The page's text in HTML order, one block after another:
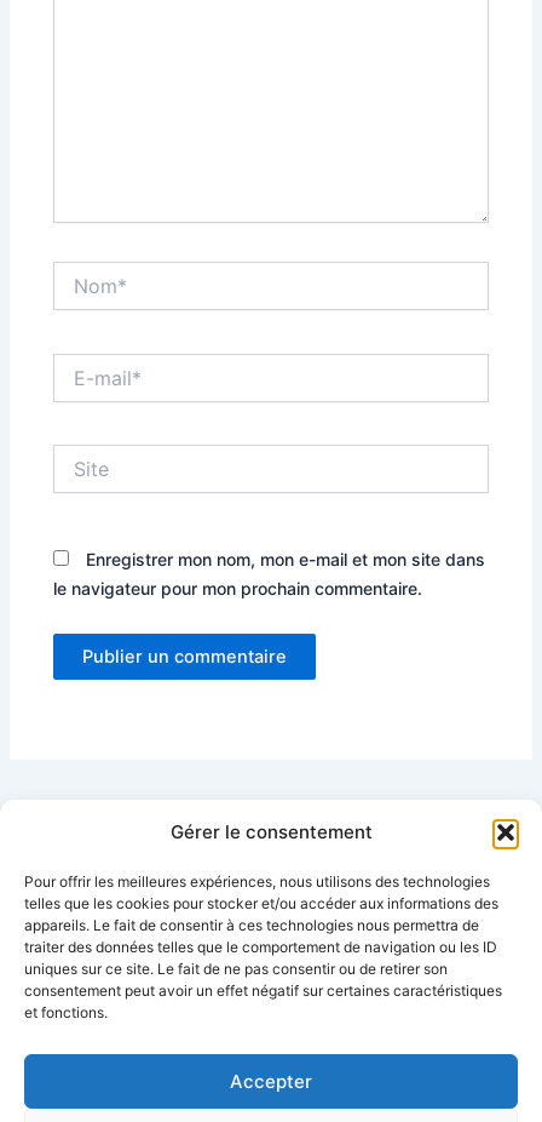
Gérer le consentement
Pour offrir les meilleures expériences, nous utilisons des technologies
telles que les cookies pour stocker et/ou accéder aux informations des
appareils. Le fait de consentir à ces technologies nous permettra de
traiter des données telles que le comportement de navigation ou les ID
uniques sur ce site. Le fait de ne pas consentir ou de retirer son
consentement peut avoir un effet négatif sur certaines caractéristiques
et fonctions.
Accepter
mail*
Enregistrer mon nom, mon e-mail et mon site dans
le navigateur pour mon prochain commentaire.
Partenaires :
Ijeweli
stapio